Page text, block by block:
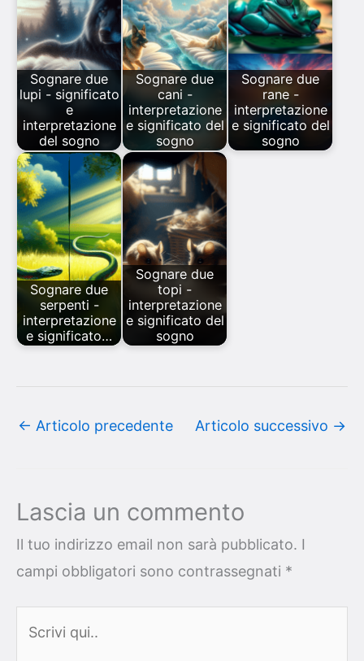
Sognare due
lupi - significato
e
interpretazione
del sogno
Sognare due
cani -
interpretazione
e significato del
sogno
Sognare due
rane -
interpretazione
e significato del
sogno
Sognare due
serpenti -
interpretazione
e significato…
Sognare due
topi -
interpretazione
e significato del
sogno
← Articolo precedente Articolo successivo →
Lascia un commento
Il tuo indirizzo email non sarà pubblicato. I
campi obbligatori sono contrassegnati *